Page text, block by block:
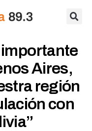
importante
Aires,
región
con